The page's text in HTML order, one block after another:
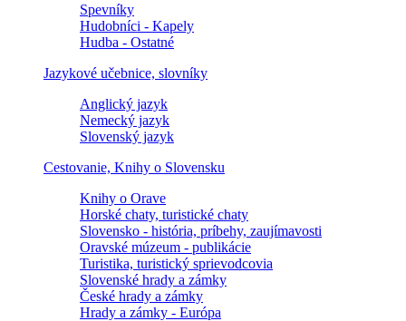
Spevníky
Hudobníci - Kapely
Hudba - Ostatné
Jazykové učebnice, slovníky
Anglický jazyk
Nemecký jazyk
Slovenský jazyk
Cestovanie, Knihy o Slovensku
Knihy o Orave
Horské chaty, turistické chaty
Slovensko - história, príbehy, zaujímavosti
Oravské múzeum - publikácie
Turistika, turistický sprievodcovia
Slovenské hrady a zámky
České hrady a zámky
Hrady a zámky - Európa